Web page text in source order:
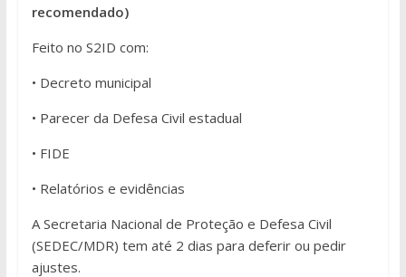
recomendado)
Feito no S2ID com:
• Decreto municipal
• Parecer da Defesa Civil estadual
• FIDE
• Relatórios e evidências
A Secretaria Nacional de Proteção e Defesa Civil
(SEDEC/MDR) tem até 2 dias para deferir ou pedir
ajustes.